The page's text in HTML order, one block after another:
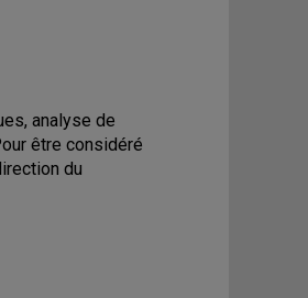
analyse de
être considéré
du